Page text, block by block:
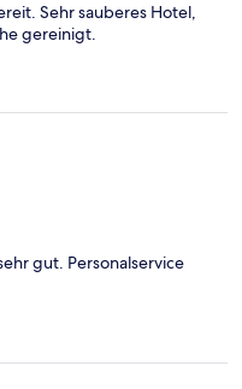
Sehr sauberes Hotel,
gereinigt.
gut. Personalservice